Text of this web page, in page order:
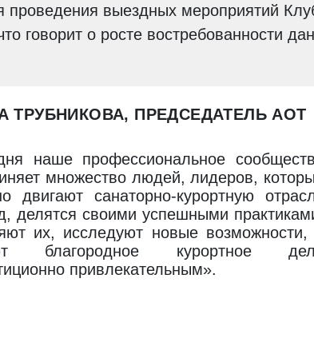
проведения выездных мероприятий
говорит о росте востребованности
ТРУБНИКОВА, ПРЕДСЕДАТЕЛЬ АОТ
наше профессиональное
множество людей, лидеров,
двигают санаторно-курортную
делятся своими успешными
их, исследуют новые возможности,
благородное курортное
привлекательным».